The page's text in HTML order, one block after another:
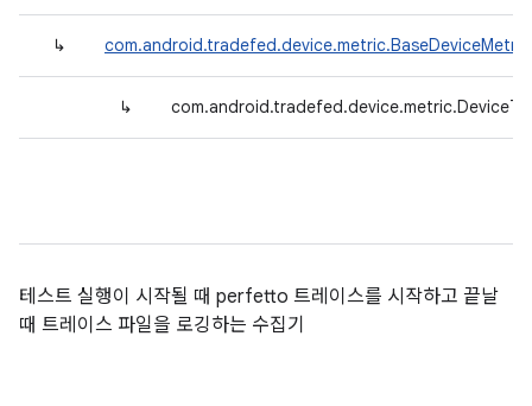
↳
↳
테스트 실행이 시작될 때 perfetto 트레이스를 시작하고 끝날
때 트레이스 파일을 로깅하는 수집기